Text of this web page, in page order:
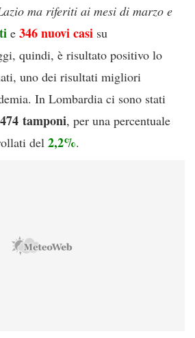
ma riferiti ai mesi di marzo e
e 346nuovi casi su
quindi, è risultato positivo lo
uno dei risultati migliori
In Lombardia ci sono stati
tamponi, per una percentuale
del 2,2%.